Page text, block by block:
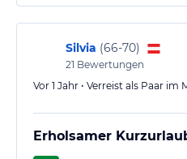
Silvia (66-70)
21 Bewertungen
Vor 1 Jahr • Verreist als Paar im
Erholsamer